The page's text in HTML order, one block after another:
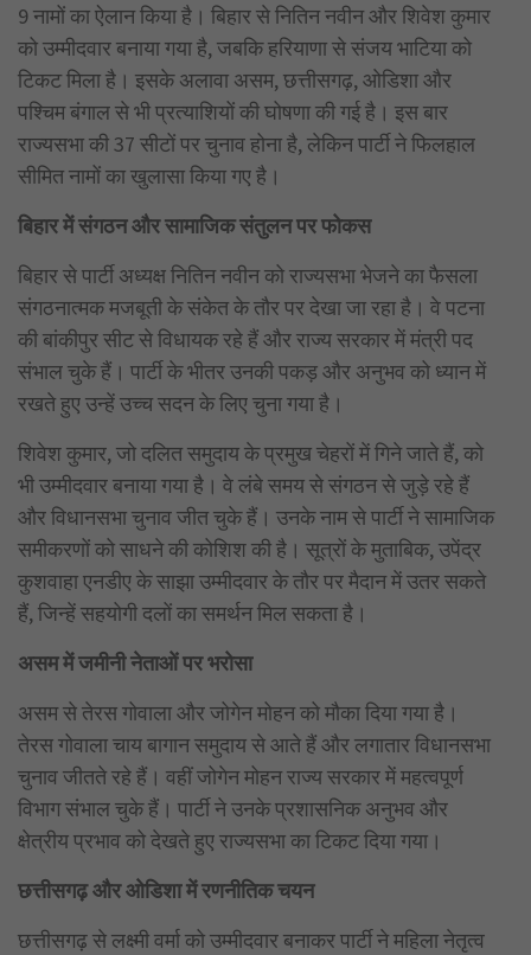
9 नामों का ऐलान किया है। बिहार से नितिन नवीन और शिवेश कुमार
को उम्मीदवार बनाया गया है, जबकि हरियाणा से संजय भाटिया को
टिकट मिला है। इसके अलावा असम, छत्तीसगढ़, ओडिशा और
पश्चिम बंगाल से भी प्रत्याशियों की घोषणा की गई है। इस बार
राज्यसभा की 37 सीटों पर चुनाव होना है, लेकिन पार्टी ने फिलहाल
सीमित नामों का खुलासा किया गए है।
बिहार में संगठन और सामाजिक संतुलन पर फोकस
बिहार से पार्टी अध्यक्ष नितिन नवीन को राज्यसभा भेजने का फैसला
संगठनात्मक मजबूती के संकेत के तौर पर देखा जा रहा है। वे पटना
की बांकीपुर सीट से विधायक रहे हैं और राज्य सरकार में मंत्री पद
संभाल चुके हैं। पार्टी के भीतर उनकी पकड़ और अनुभव को ध्यान में
रखते हुए उन्हें उच्च सदन के लिए चुना गया है।
शिवेश कुमार, जो दलित समुदाय के प्रमुख चेहरों में गिने जाते हैं, को
भी उम्मीदवार बनाया गया है। वे लंबे समय से संगठन से जुड़े रहे हैं
और विधानसभा चुनाव जीत चुके हैं। उनके नाम से पार्टी ने सामाजिक
समीकरणों को साधने की कोशिश की है। सूत्रों के मुताबिक, उपेंद्र
कुशवाहा एनडीए के साझा उम्मीदवार के तौर पर मैदान में उतर सकते
हैं, जिन्हें सहयोगी दलों का समर्थन मिल सकता है।
असम में जमीनी नेताओं पर भरोसा
असम से तेरस गोवाला और जोगेन मोहन को मौका दिया गया है।
तेरस गोवाला चाय बागान समुदाय से आते हैं और लगातार विधानसभा
चुनाव जीतते रहे हैं। वहीं जोगेन मोहन राज्य सरकार में महत्वपूर्ण
विभाग संभाल चुके हैं। पार्टी ने उनके प्रशासनिक अनुभव और
क्षेत्रीय प्रभाव को देखते हुए राज्यसभा का टिकट दिया गया।
छत्तीसगढ़ और ओडिशा में रणनीतिक चयन
छत्तीसगढ़ से लक्ष्मी वर्मा को उम्मीदवार बनाकर पार्टी ने महिला नेतृत्व